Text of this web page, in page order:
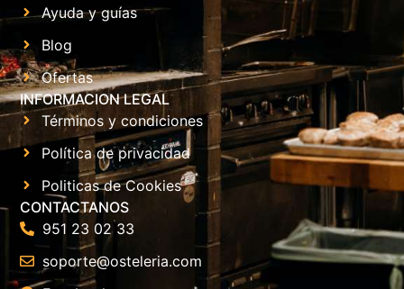
Ayuda y guías
Blog
Ofertas
INFORMACION LEGAL
Términos y condiciones
Política de privacidad
Politicas de Cookies
CONTACTANOS
951 23 02 33
soporte@osteleria.com